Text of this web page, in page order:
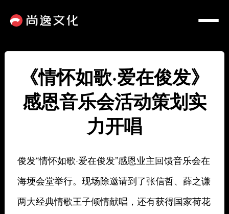
《情怀如歌·爱在俊发》
感恩音乐会活动策划实
力开唱
俊发“情怀如歌·爱在俊发”感恩业主回馈音乐会在
海埂会堂举行。现场除邀请到了张信哲、薛之谦
两大经典情歌王子倾情献唱，还有获得国家荷花